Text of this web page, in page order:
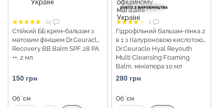
20
Стійкий ББ крем-бальзам з
матовим фінішем Dr.Ceuracle
Recovery BB Balm SPF 28 PA
++, 2 мл
150 грн
Об `єм
1
Гідрофільний бальзам-пінка 2
в 1 з гіалуроновою кислотою
Dr.Ceuracle Hyal Reyouth
Multi Cleansing Foaming
Balm, мініатюра 10 мл
280 грн
Об `єм